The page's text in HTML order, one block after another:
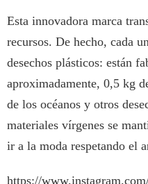
Esta innovadora marca
recursos. De hecho, cada
desechos plásticos: están
aproximadamente, 0,5 kg
de los océanos y otros
materiales vírgenes se
ir a la moda respetando el
https://